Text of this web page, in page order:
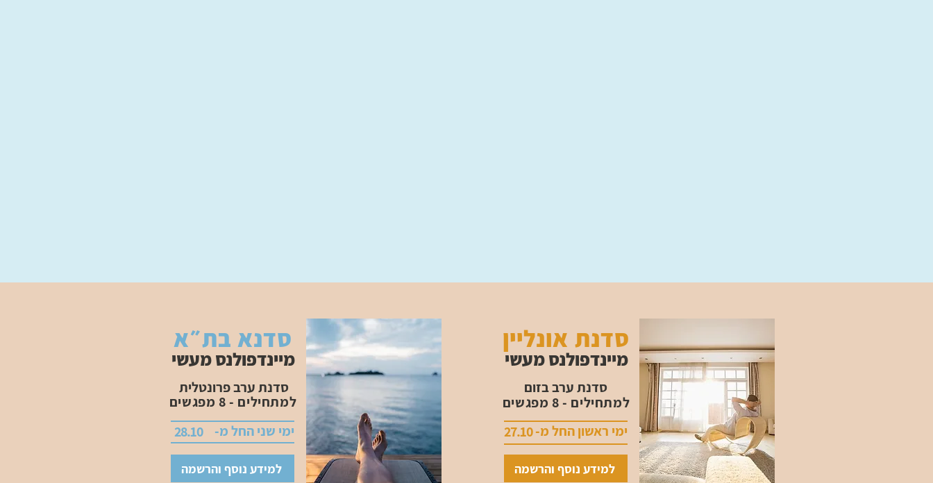
סדנא בת״א
מיינדפולנס מעשי
למתחילים - 8 מפגשים
סדנת ערב פרונטלית
28.10 ימי שני החל מ-
למידע נוסף והרשמה
סדנת אונליין
מיינדפולנס מעשי
למתחילים - 8 מפגשים
סדנת ערב בזום
27.10ימי ראשון החל מ-
למידע נוסף והרשמה